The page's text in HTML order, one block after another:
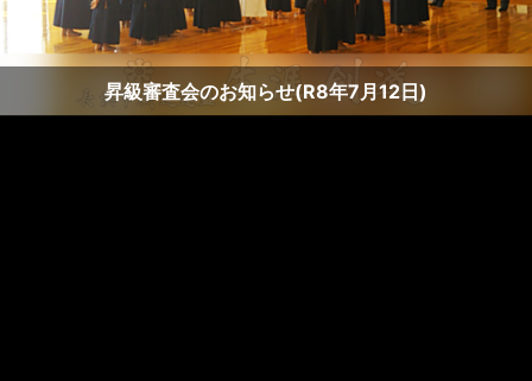
昇級審査会のお知らせ(R8年7月12日)